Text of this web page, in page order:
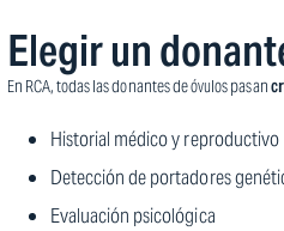
Elegir un
En RCA, todas las donantes de óvulos pasan
Historial médico y reproductivo
Detección de portadores
Evaluación psicológica